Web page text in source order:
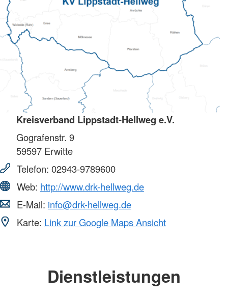
Kreisverband Lippstadt-Hellweg e.V.
Gografenstr. 9
59597 Erwitte
Telefon: 02943-9789600
Web: http://www.drk-hellweg.de
E-Mail: info@drk-hellweg.de
Karte: Link zur Google Maps Ansicht
Dienstleistungen